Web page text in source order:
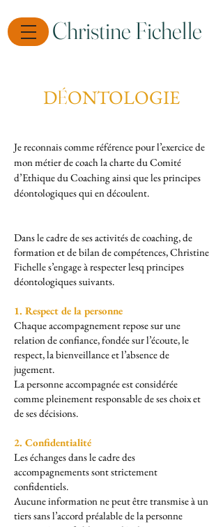
Christine Fichelle
DÉONTOLOGIE
Je reconnais comme référence pour l’exercice de
mon métier de coachla charte du Comité
d’Ethique du Coaching ainsi que les principes
déontologiques qui en découlent.
Dans le cadre de ses activités de coaching, de
formation et de bilan de compétences, Christine
Fichelle s’engage à respecter lesq principes
déontologiques suivants.
1. Respect de la personne
Chaque accompagnement repose sur une
relation de confiance, fondée sur l’écoute, le
respect, la bienveillance et l’absence de
jugement.
La personne accompagnée est considérée
comme pleinement responsable de ses choix et
de ses décisions.
2. Confidentialité
Les échanges dans le cadre des
accompagnements sont strictement
confidentiels.
Aucune information ne peut être transmise à un
tiers sans l’accord préalable de la personne